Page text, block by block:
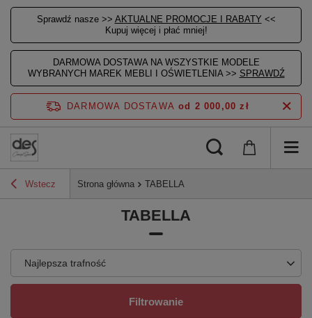
Sprawdź nasze >> AKTUALNE PROMOCJE I RABATY <<
Kupuj więcej i płać mniej!
DARMOWA DOSTAWA NA WSZYSTKIE MODELE
WYBRANYCH MAREK MEBLI I OŚWIETLENIA >> SPRAWDŹ
DARMOWA DOSTAWA od 2 000,00 zł
Wstecz Strona główna TABELLA
TABELLA
Najlepsza trafność
Filtrowanie